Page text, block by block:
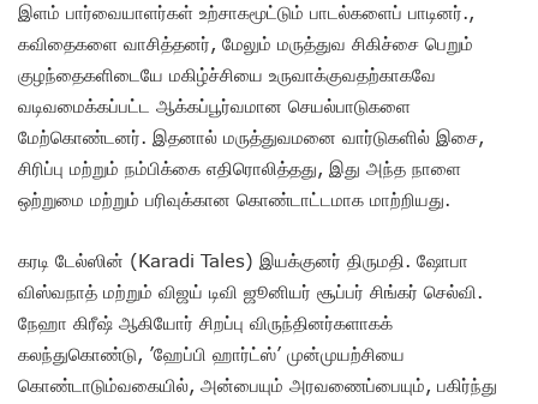
இளம் பார்வையாளர்கள் உற்சாகமூட்டும் பாடல்களைப் பாடினர்.,
கவிதைகளை வாசித்தனர், மேலும் மருத்துவ சிகிச்சை பெறும்
குழந்தைகளிடையே மகிழ்ச்சியை உருவாக்குவதற்காகவே
வடிவமைக்கப்பட்ட ஆக்கப்பூர்வமான செயல்பாடுகளை
மேற்கொண்டனர். இதனால் மருத்துவமனை வார்டுகளில் இசை,
சிரிப்பு மற்றும் நம்பிக்கை எதிரொலித்தது, இது அந்த நாளை
ஒற்றுமை மற்றும் பரிவுக்கான கொண்டாட்டமாக மாற்றியது.
கரடி டேல்ஸின் (Karadi Tales) இயக்குனர் திருமதி. ஷோபா
விஸ்வநாத் மற்றும் விஜய் டிவி ஜூனியர் சூப்பர் சிங்கர் செல்வி.
நேஹா கிரீஷ் ஆகியோர் சிறப்பு விருந்தினர்களாகக்
கலந்துகொண்டு, ’ஹேப்பி ஹார்ட்ஸ்’ முன்முயற்சியை
கொண்டாடும்வகையில், அன்பையும் அரவணைப்பையும், பகிர்ந்து